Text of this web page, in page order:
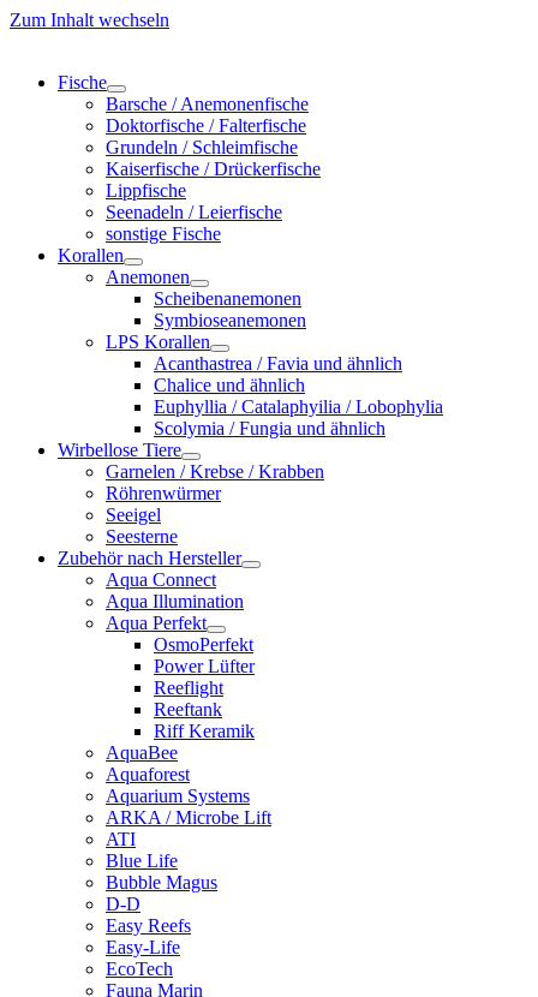
Zum Inhalt wechseln
Fische
Barsche / Anemonenfische
Doktorfische / Falterfische
Grundeln / Schleimfische
Kaiserfische / Drückerfische
Lippfische
Seenadeln / Leierfische
sonstige Fische
Korallen
Anemonen
Scheibenanemonen
Symbioseanemonen
LPS Korallen
Acanthastrea / Favia und ähnlich
Chalice und ähnlich
Euphyllia / Catalaphyilia / Lobophylia
Scolymia / Fungia und ähnlich
Wirbellose Tiere
Garnelen / Krebse / Krabben
Röhrenwürmer
Seeigel
Seesterne
Zubehör nach Hersteller
Aqua Connect
Aqua Illumination
Aqua Perfekt
OsmoPerfekt
Power Lüfter
Reeflight
Reeftank
Riff Keramik
AquaBee
Aquaforest
Aquarium Systems
ARKA / Microbe Lift
ATI
Blue Life
Bubble Magus
D-D
Easy Reefs
Easy-Life
EcoTech
Fauna Marin